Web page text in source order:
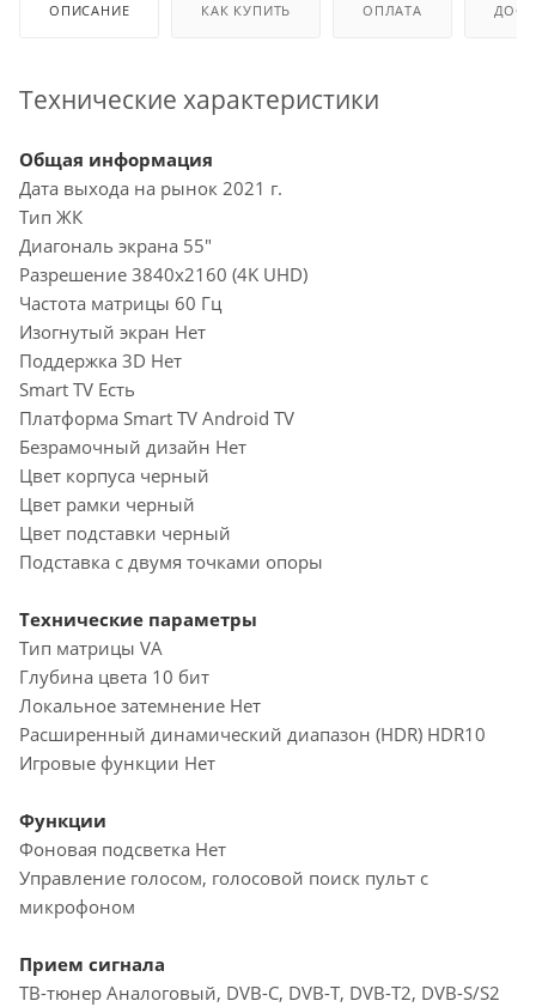
ОПИСАНИЕ КАК КУПИТЬ ОПЛАТА
Технические характеристики
Общая информация
Дата выхода на рынок 2021 г.
Тип ЖК
Диагональ экрана 55"
Разрешение 3840x2160 (4K UHD)
Частота матрицы 60 Гц
Изогнутый экран Нет
Поддержка 3D Нет
Smart TV Есть
Платформа Smart TV Android TV
Безрамочный дизайн Нет
Цвет корпуса черный
Цвет рамки черный
Цвет подставки черный
Подставка с двумя точками опоры
Технические параметры
Тип матрицы VA
Глубина цвета 10 бит
Локальное затемнение Нет
Расширенный динамический диапазон (HDR) HDR10
Игровые функции Нет
Функции
Фоновая подсветка Нет
Управление голосом, голосовой поиск пульт с
микрофоном
Прием сигнала
ТВ-тюнер Аналоговый, DVB-C, DVB-T, DVB-T2, DVB-S/S2